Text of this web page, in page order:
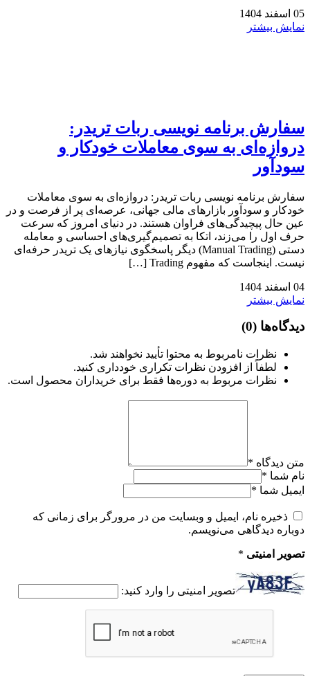
05 اسفند 1404
نمایش بیشتر
سفارش برنامه نویسی ربات تریدر:
دروازه‌ای به سوی معاملات خودکار و
سودآور
سفارش برنامه نویسی ربات تریدر: دروازه‌ای به سوی معاملات
خودکار و سودآور بازارهای مالی جهانی، عرصه‌ای پر از فرصت و در
عین حال پیچیدگی‌های فراوان هستند. در دنیای امروز که سرعت
حرف اول را می‌زند، اتکا به تصمیم‌گیری‌های احساسی و معامله
دستی (Manual Trading) دیگر پاسخگوی نیازهای یک تریدر حرفه‌ای
نیست. اینجاست که مفهوم Trading […]
04 اسفند 1404
نمایش بیشتر
دیدگاه‌ها (0)
نظرات نامربوط به محتوا تأیید نخواهند شد.
لطفاً از افزودن نظرات تکراری خودداری کنید.
نظرات مربوط به دوره‌ها فقط برای خریداران محصول است.
متن دیدگاه *
نام شما *
ایمیل شما *
ذخیره نام، ایمیل و وبسایت من در مرورگر برای زمانی که
دوباره دیدگاهی می‌نویسم.
تصویر امنیتی *
تصویر امنیتی را وارد کنید: